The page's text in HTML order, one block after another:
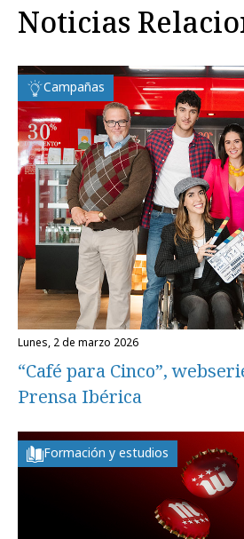
Noticias
Campañas
lunes, 2 de marzo 2026
“Café para Cinco”,
Prensa Ibérica
Formación y estudios